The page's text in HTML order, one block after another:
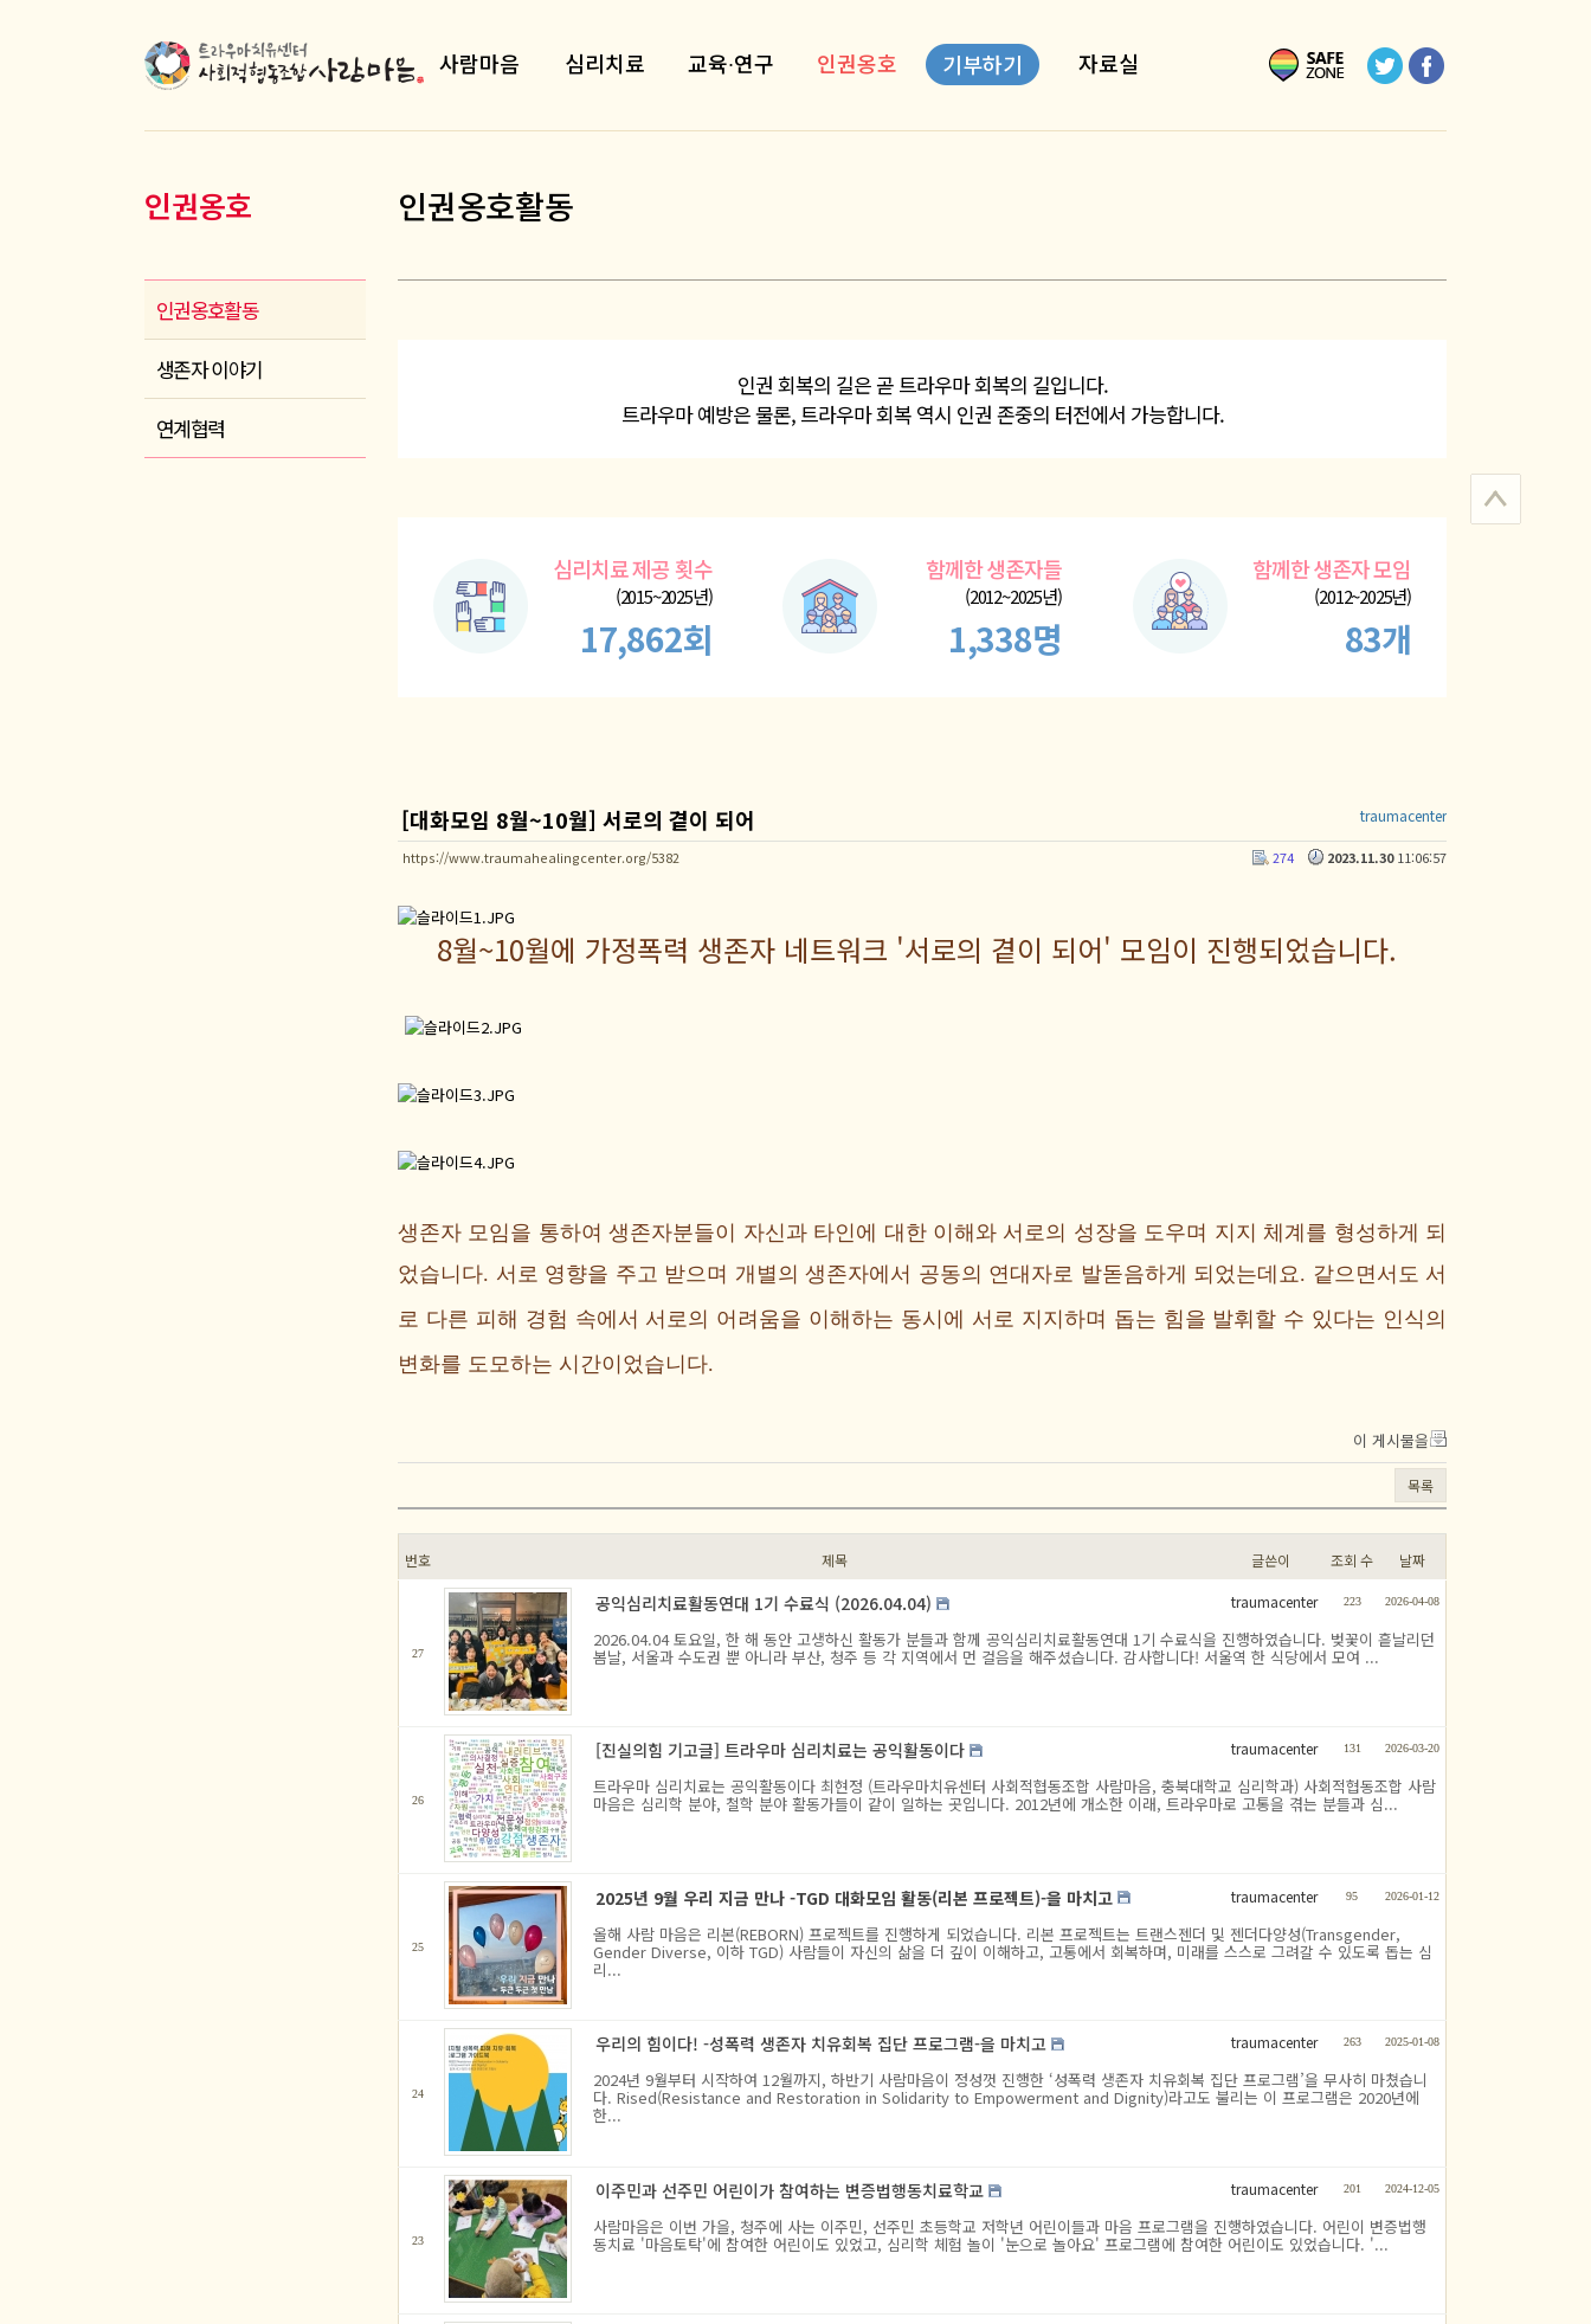
사람마음 심리치료 교육∙연구 인권옹호 기부하기 자료실
인권옹호
인권옹호활동
생존자 이야기
연계협력
인권옹호활동
인권 회복의 길은 곧 트라우마 회복의 길입니다.
트라우마 예방은 물론, 트라우마 회복 역시 인권 존중의 터전에서 가능합니다.
심리치료 제공 횟수
(2015~2025년)
17,862회
함께한 생존자들
(2012~2025년)
1,338명
함께한 생존자 모임
(2012~2025년)
83개
[대화모임 8월~10월] 서로의 곁이 되어 traumacenter
https://www.traumahealingcenter.org/5382 2023.11.3011:06:57
274
8월~10월에 가정폭력 생존자 네트워크 '서로의 곁이 되어' 모임이 진행되었습니다.
생존자 모임을 통하여 생존자분들이 자신과 타인에 대한 이해와 서로의 성장을 도우며 지지 체계를 형성하게 되
었습니다. 서로 영향을 주고 받으며 개별의 생존자에서 공동의 연대자로 발돋음하게 되었는데요. 같으면서도 서
로 다른 피해 경험 속에서 서로의 어려움을 이해하는 동시에 서로 지지하며 돕는 힘을 발휘할 수 있다는 인식의
변화를 도모하는 시간이었습니다.
이 게시물을
목록
번호 제목 글쓴이 조회 수 날짜
27
공익심리치료활동연대 1기 수료식 (2026.04.04) traumacenter 223 2026-04-08
2026.04.04 토요일, 한 해 동안 고생하신 활동가 분들과 함께 공익심리치료활동연대 1기 수료식을 진행하였습니다. 벚꽃이 흩날리던
봄날, 서울과 수도권 뿐 아니라 부산, 청주 등 각 지역에서 먼 걸음을 해주셨습니다. 감사합니다! 서울역 한 식당에서 모여 ...
26
[진실의힘 기고글] 트라우마 심리치료는 공익활동이다 traumacenter 131 2026-03-20
트라우마 심리치료는 공익활동이다 최현정 (트라우마치유센터 사회적협동조합 사람마음, 충북대학교 심리학과) 사회적협동조합 사람
마음은 심리학 분야, 철학 분야 활동가들이 같이 일하는 곳입니다. 2012년에 개소한 이래, 트라우마로 고통을 겪는 분들과 심...
25
2025년 9월 우리 지금 만나 -TGD 대화모임 활동(리본 프로젝트)-을 마치고 traumacenter 95 2026-01-12
올해 사람 마음은 리본(REBORN) 프로젝트를 진행하게 되었습니다. 리본 프로젝트는 트랜스젠더 및 젠더다양성(Transgender,
Gender Diverse, 이하 TGD) 사람들이 자신의 삶을 더 깊이 이해하고, 고통에서 회복하며, 미래를 스스로 그려갈 수 있도록 돕는 심
리...
24
우리의 힘이다! -성폭력 생존자 치유회복 집단 프로그램-을 마치고 traumacenter 263 2025-01-08
2024년 9월부터 시작하여 12월까지, 하반기 사람마음이 정성껏 진행한 ‘성폭력 생존자 치유회복 집단 프로그램’을 무사히 마쳤습니
다. Rised(Resistance and Restoration in Solidarity to Empowerment and Dignity)라고도 불리는 이 프로그램은 2020년에
한...
23
이주민과 선주민 어린이가 참여하는 변증법행동치료학교 traumacenter 201 2024-12-05
사람마음은 이번 가을, 청주에 사는 이주민, 선주민 초등학교 저학년 어린이들과 마음 프로그램을 진행하였습니다. 어린이 변증법행
동치료 '마음토탁'에 참여한 어린이도 있었고, 심리학 체험 놀이 '눈으로 놀아요' 프로그램에 참여한 어린이도 있었습니다. '...